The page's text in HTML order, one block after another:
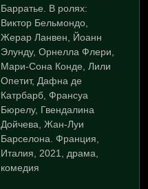
Барратье. В ролях:
Виктор Бельмондо,
Жерар Ланвен, Йоанн
Элунду, Орнелла Флери,
Мари-Сона Конде, Лили
Опетит, Дафна де
Катрбарб, Франсуа
Бюрелу, Гвендалина
Дойчева, Жан-Луи
Барселона. Франция,
Италия, 2021, драма,
комедия